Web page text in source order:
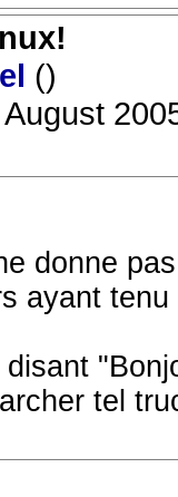
()
donne
ayant
tel